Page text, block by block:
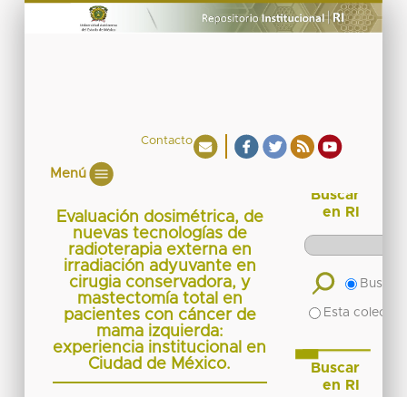
Contacto
Menú
Evaluación dosimétrica, de
nuevas tecnologías de
radioterapia externa en
irradiación adyuvante en
cirugia conservadora, y
mastectomía total en
pacientes con cáncer de
mama izquierda:
experiencia institucional en
Ciudad de México.
Buscar
en RI
Buscar
Esta
Buscar
en RI